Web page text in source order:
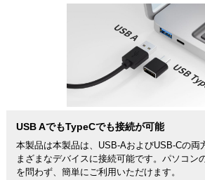
USB AでもTypeCでも接続が可能
本製品は本製品は、USB-AおよびUSB-Cの両
まざまなデバイスに接続可能です。パソコン
を問わず、簡単にご利用いただけます。